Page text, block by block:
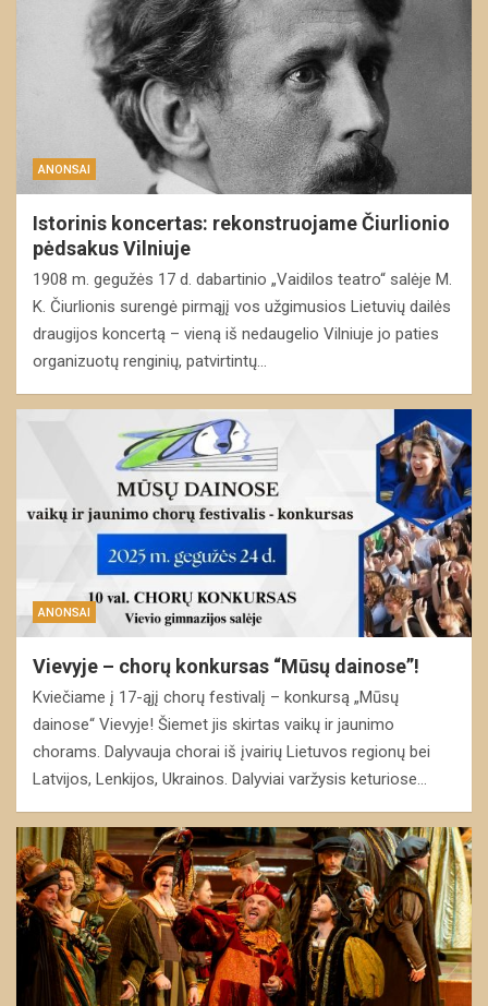
ANONSAI
Istorinis koncertas: rekonstruojame Čiurlionio
pėdsakus Vilniuje
1908 m. gegužės 17 d. dabartinio „Vaidilos teatro“ salėje M.
K. Čiurlionis surengė pirmąjį vos užgimusios Lietuvių dailės
draugijos koncertą – vieną iš nedaugelio Vilniuje jo paties
organizuotų renginių, patvirtintų…
ANONSAI
Vievyje – chorų konkursas “Mūsų dainose”!
Kviečiame į 17-ąjį chorų festivalį – konkursą „Mūsų
dainose“ Vievyje! Šiemet jis skirtas vaikų ir jaunimo
chorams. Dalyvauja chorai iš įvairių Lietuvos regionų bei
Latvijos, Lenkijos, Ukrainos. Dalyviai varžysis keturiose…